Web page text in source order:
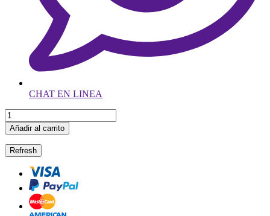
CHAT EN LINEA
Añadir al carrito